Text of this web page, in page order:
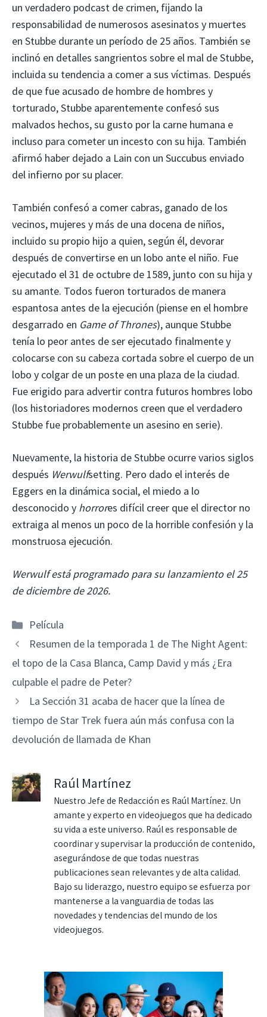
un verdadero podcast de crimen, fijando la
responsabilidad de numerosos asesinatos y muertes
en Stubbe durante un período de 25 años. También se
inclinó en detalles sangrientos sobre el mal de Stubbe,
incluida su tendencia a comer a sus víctimas. Después
de que fue acusado de hombre de hombres y
torturado, Stubbe aparentemente confesó sus
malvados hechos, su gusto por la carne humana e
incluso para cometer un incesto con su hija. También
afirmó haber dejado a Lain con un Succubus enviado
del infierno por su placer.
También confesó a comer cabras, ganado de los
vecinos, mujeres y más de una docena de niños,
incluido su propio hijo a quien, según él, devorar
después de convertirse en un lobo ante el niño. Fue
ejecutado el 31 de octubre de 1589, junto con su hija y
su amante. Todos fueron torturados de manera
espantosa antes de la ejecución (piense en el hombre
desgarrado en Game of Thrones), aunque Stubbe
tenía lo peor antes de ser ejecutado finalmente y
colocarse con su cabeza cortada sobre el cuerpo de un
lobo y colgar de un poste en una plaza de la ciudad.
Fue erigido para advertir contra futuros hombres lobo
(los historiadores modernos creen que el verdadero
Stubbe fue probablemente un asesino en serie).
Nuevamente, la historia de Stubbe ocurre varios siglos
después Werwulfsetting. Pero dado el interés de
Eggers en la dinámica social, el miedo a lo
desconocido y horrores difícil creer que el director no
extraiga al menos un poco de la horrible confesión y la
monstruosa ejecución.
Werwulf está programado para su lanzamiento el 25
de diciembre de 2026.
Categorías
Película
Resumen de la temporada 1 de The Night Agent:
el topo de la Casa Blanca, Camp David y más ¿Era
culpable el padre de Peter?
La Sección 31 acaba de hacer que la línea de
tiempo de Star Trek fuera aún más confusa con la
devolución de llamada de Khan
Raúl Martínez
Nuestro Jefe de Redacción es Raúl Martínez. Un
amante y experto en videojuegos que ha dedicado
su vida a este universo. Raúl es responsable de
coordinar y supervisar la producción de contenido,
asegurándose de que todas nuestras
publicaciones sean relevantes y de alta calidad.
Bajo su liderazgo, nuestro equipo se esfuerza por
mantenerse a la vanguardia de todas las
novedades y tendencias del mundo de los
videojuegos.